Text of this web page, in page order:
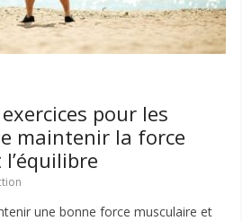
pour les
maintenir la force
une bonne force musculaire et